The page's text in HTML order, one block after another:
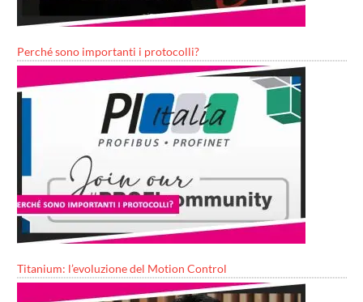
Perché sono importanti i protocolli?
Titanium: l’evoluzione del Motion Control